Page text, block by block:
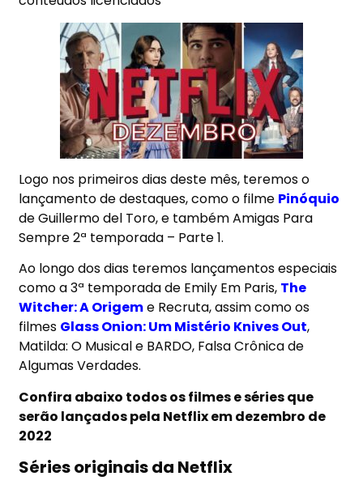
Logo nos primeiros dias deste mês, teremos o
lançamento de destaques, como o filme Pinóquio
de Guillermo del Toro, e tambémAmigas Para
Sempre 2ª temporada – Parte 1.
Ao longo dos dias teremos lançamentos especiais
como a 3ª temporada de Emily Em Paris, The
Witcher: A Origeme Recruta, assim como os
filmes Glass Onion: Um Mistério Knives Out,
Matilda: O Musical e BARDO, Falsa Crônica de
Algumas Verdades.
Confira abaixo todos os filmes e séries que
serão lançados pela Netflix em dezembro de
2022
Séries originais da Netflix